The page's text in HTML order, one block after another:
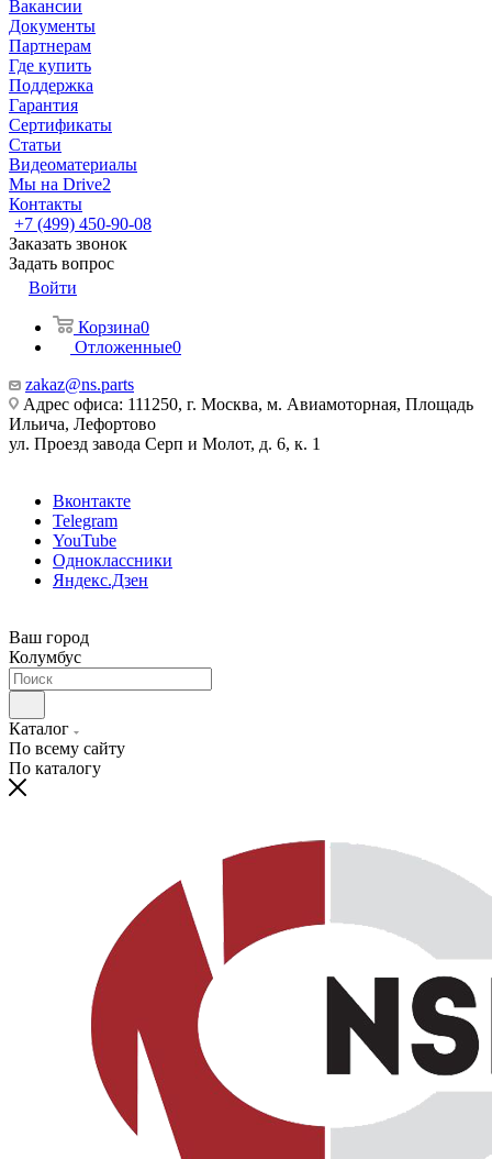
Вакансии
Документы
Партнерам
Где купить
Поддержка
Гарантия
Сертификаты
Статьи
Видеоматериалы
Мы на Drive2
Контакты
+7 (499) 450-90-08
Заказать звонок
Задать вопрос
Войти
Корзина0
Отложенные0
zakaz@ns.parts
Адрес офиса: 111250, г. Москва, м. Авиамоторная, Площадь
Ильича, Лефортово
ул. Проезд завода Серп и Молот, д. 6, к. 1
Вконтакте
Telegram
YouTube
Одноклассники
Яндекс.Дзен
Ваш город
Колумбус
Каталог
По всему сайту
По каталогу